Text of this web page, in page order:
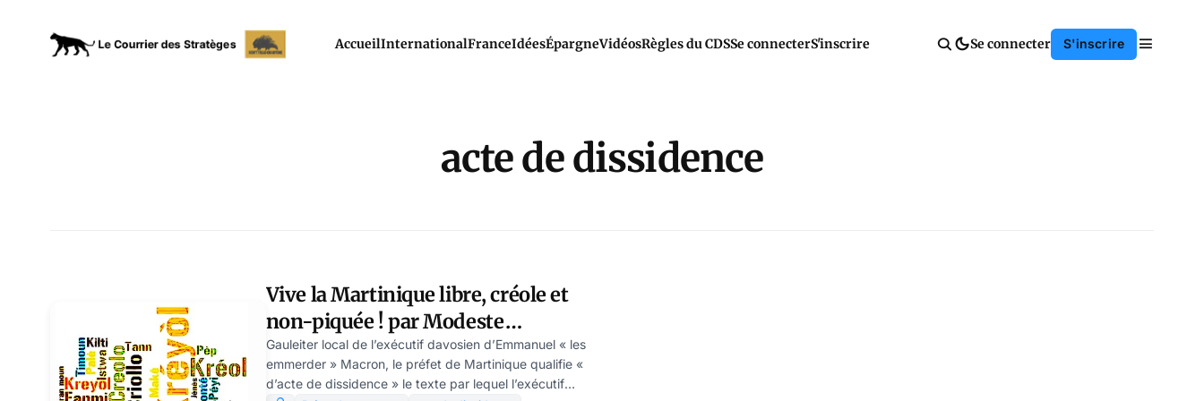
AccueilInternationalFranceIdéesÉpargneVidéosRègles du CDSSe connecterS'inscrire Se connecter S'inscrire
acte de dissidence
Vive la Martinique libre, créole et
non-piquée ! par Modeste
Schwartz
Gauleiter local de l’exécutif davosien d’Emmanuel « les
emmerder » Macron, le préfet de Martinique qualifie «
d’acte de dissidence » le texte par lequel l’exécutif